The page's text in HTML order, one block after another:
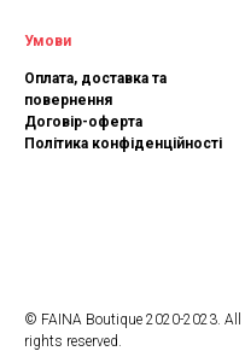
Умови
Оплата, доставка та
повернення
Договір-оферта
Політика конфіденційності
© FAINA Boutique 2020-2023. All
rights reserved.